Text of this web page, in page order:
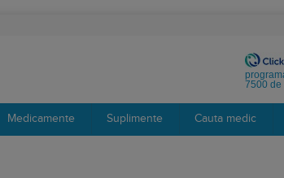
7500 de
Medicamente Suplimente Cauta medic